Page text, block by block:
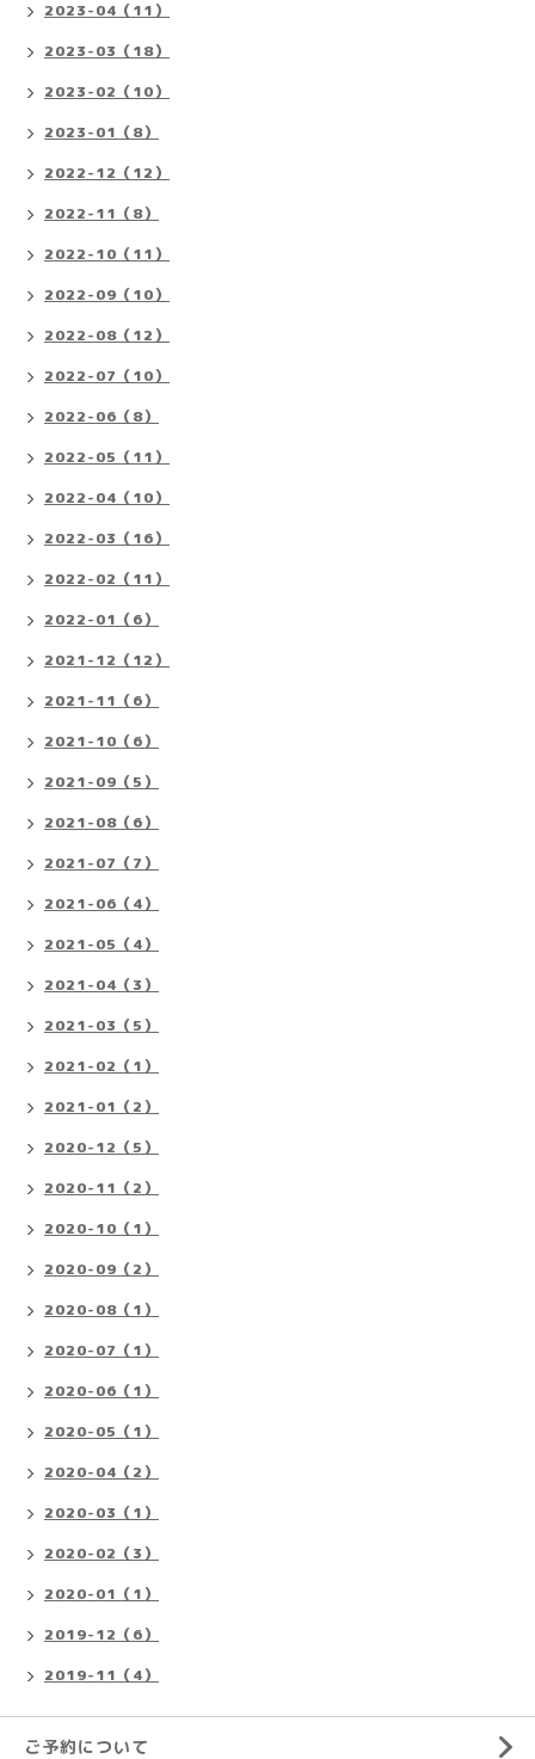
2023-04（11）
2023-03（18）
2023-02（10）
2023-01（8）
2022-12（12）
2022-11（8）
2022-10（11）
2022-09（10）
2022-08（12）
2022-07（10）
2022-06（8）
2022-05（11）
2022-04（10）
2022-03（16）
2022-02（11）
2022-01（6）
2021-12（12）
2021-11（6）
2021-10（6）
2021-09（5）
2021-08（6）
2021-07（7）
2021-06（4）
2021-05（4）
2021-04（3）
2021-03（5）
2021-02（1）
2021-01（2）
2020-12（5）
2020-11（2）
2020-10（1）
2020-09（2）
2020-08（1）
2020-07（1）
2020-06（1）
2020-05（1）
2020-04（2）
2020-03（1）
2020-02（3）
2020-01（1）
2019-12（6）
2019-11（4）
ご予約について